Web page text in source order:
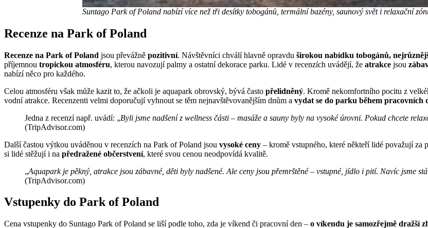
Suntago Park of Poland nabízí více než tři desítky tobogánů, termální bazény, saunový svět i relaxační
Recenze na Park of Poland
Recenze na Park of Poland jsou převážně pozitivní. Návštěvníci chválí hlavně opravdu širokou nabídku tobogánů,
příjemnou tropickou atmosféru, kterou navozují palmy a ostatní dekorace parku. Lidé v recenzích uvádějí, že atrakce jsou
nabízí něco pro každého.
Celou atmosféru však může kazit to, že ačkoli je aquapark obrovský, bývá často přelidněný. Kromě nekomfortního pocitu z
vodní atrakce. Recenzenti velmi doporučují vyhnout se těm nejnavštěvovanějším dnům a vydat se do parku během pracovních
Jedna z recenzí např. uvádí: „Byli jsme nadšení z wellness části – masáže a sauny byly na vysoké úrovni. Pokud chcete
(TripAdvisor.com)
Další častou výtkou uváděnou v recenzích na Park of Poland jsou vysoké ceny – kromě vstupného, které někteří lidé považují za
si lidé stěžují i na předražené občerstvení, které svou cenou neodpovídá kvalitě.
„Aquapark je pěkný, atrakce jsou zábavné, děti byly nadšené. Ale ceny jsou přemrštěné – vstupné, jídlo i pití. Navíc jsme
(TripAdvisor.com)
Vstupenky do Park of Poland
Cena vstupenky do Suntago Park of Poland se liší podle toho, zda je víkend či pracovní den – o víkendu je samozřejmě dražší